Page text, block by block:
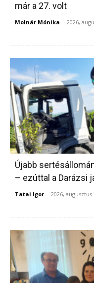
már a 27. volt
Molnár Mónika - 2026,
Újabb
– ezúttal a Darázsi
Tatai Igor - 2026, augusztus